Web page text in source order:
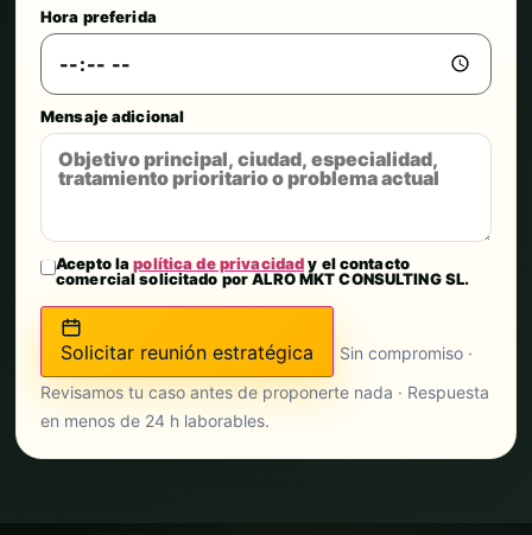
Hora preferida
Mensaje adicional
Acepto lapolítica de privacidady el contacto
comercial solicitado por ALRO MKT CONSULTING SL.
Solicitar reunión estratégica
Sin compromiso ·
Revisamos tu caso antes de proponerte nada · Respuesta
en menos de 24 h laborables.